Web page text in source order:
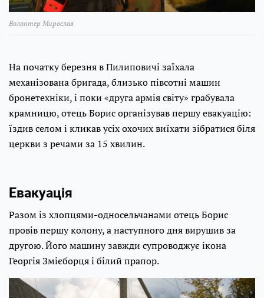
Волонтер Мирослав
На початку березня в Пилиповичі заїхала
механізована бригада, близько півсотні машин
бронетехніки, і поки «друга армія світу» грабувала
крамницю, отець Борис організував першу евакуацію:
їздив селом і кликав усіх охочих виїхати зібратися біля
церкви з речами за 15 хвилин.
Евакуація
Разом із хлопцями-односельчанами отець Борис
провів першу колону, а наступного дня вирушив за
другою. Його машину завжди супроводжує ікона
Георгія Змієборця і білий прапор.